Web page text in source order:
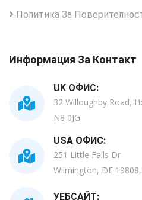
Политика За
Информация За Контакт
UK ОФИС:
32 Willoughby Road,
N8 0JG
USA ОФИС:
251 Little Falls Dr
Wilmington, DE
УЕБСАЙТ: